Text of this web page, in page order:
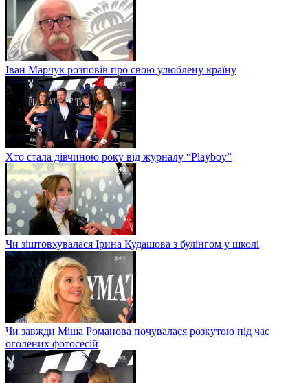
Іван Марчук розповів про свою улюблену країну
Хто стала дівчиною року від журналу “Playboy”
Чи зіштовхувалася Ірина Кудашова з булінгом у школі
Чи завжди Міша Романова почувалася розкутою під час
оголених фотосесій